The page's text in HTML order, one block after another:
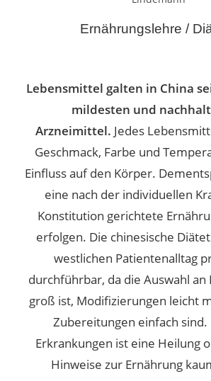
Ernährungslehre /
Lebensmittel galten in China
mildesten und
Arzneimittel. Jedes
Geschmack, Farbe und
Einfluss auf den Körper.
eine nach der individuellen
Konstitution gerichtete
erfolgen. Die chinesische
westlichen Patientenalltag
durchführbar, da die Auswahl
groß ist, Modifizierungen leicht
Zubereitungen einfach sind.
Erkrankungen ist eine Heilung
Hinweise zur Ernährung